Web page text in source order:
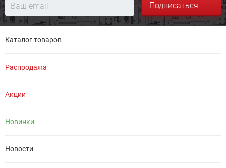
Подписаться
Каталог товаров
Распродажа
Акции
Новинки
Новости